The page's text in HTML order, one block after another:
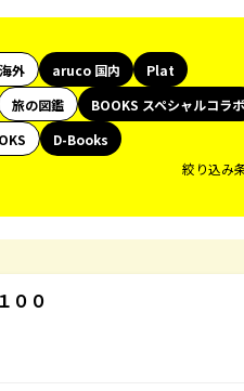
外 aruco 国内
Plat
旅の図鑑
BOOKS スペシャルコラボ
D-Books
絞り込み
００